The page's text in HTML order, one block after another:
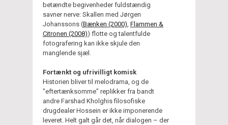
betændte begivenheder fuldstændig
savner nerve: Skallen med Jørgen
Johanssons (Bænken (2000) Flammen &
Citronen (2008)) flotte og talentfulde
fotografering kan ikke skjule den
manglende sjæl.
Fortænkt og ufrivilligt komisk
Historien bliver til melodrama, og de
"eftertænksomme" replikker fra bandt
andre Farshad Kholghis filosofiske
drugdealer Hossein er ikke imponerende
leveret. Helt galt går det, når dialogen – der